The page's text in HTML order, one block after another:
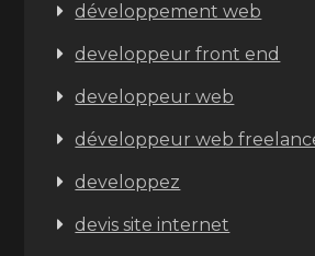
développement web
developpeur front end
developpeur web
développeur web
developpez
devis site internet